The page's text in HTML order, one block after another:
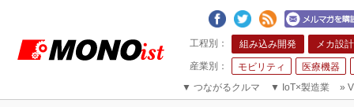
組み込み開発 メカ設計
モビリティ
医療機器
▼ つながるクルマ ▼ IoT×製造業 »